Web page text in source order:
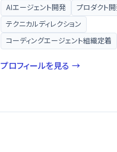
AIエージェント開発
プロダクト
テクニカルディレクション
コーディングエージェント組織定着
プロフィールを見る →